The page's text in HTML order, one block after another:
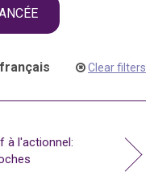
français
Clear filters
à l'actionnel: